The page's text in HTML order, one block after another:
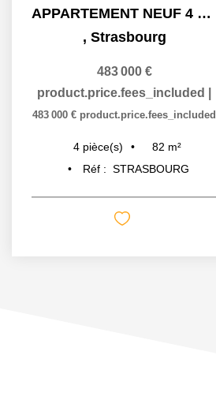
APPARTEMENT NEUF 4 PIECES AVEC JARDIN À STRASBOURG ART...
, Strasbourg
483 000 €
product.price.fees_included
483 000 € product.price.fees_included
4 pièce(s) 82 m²
Réf : STRASBOURG